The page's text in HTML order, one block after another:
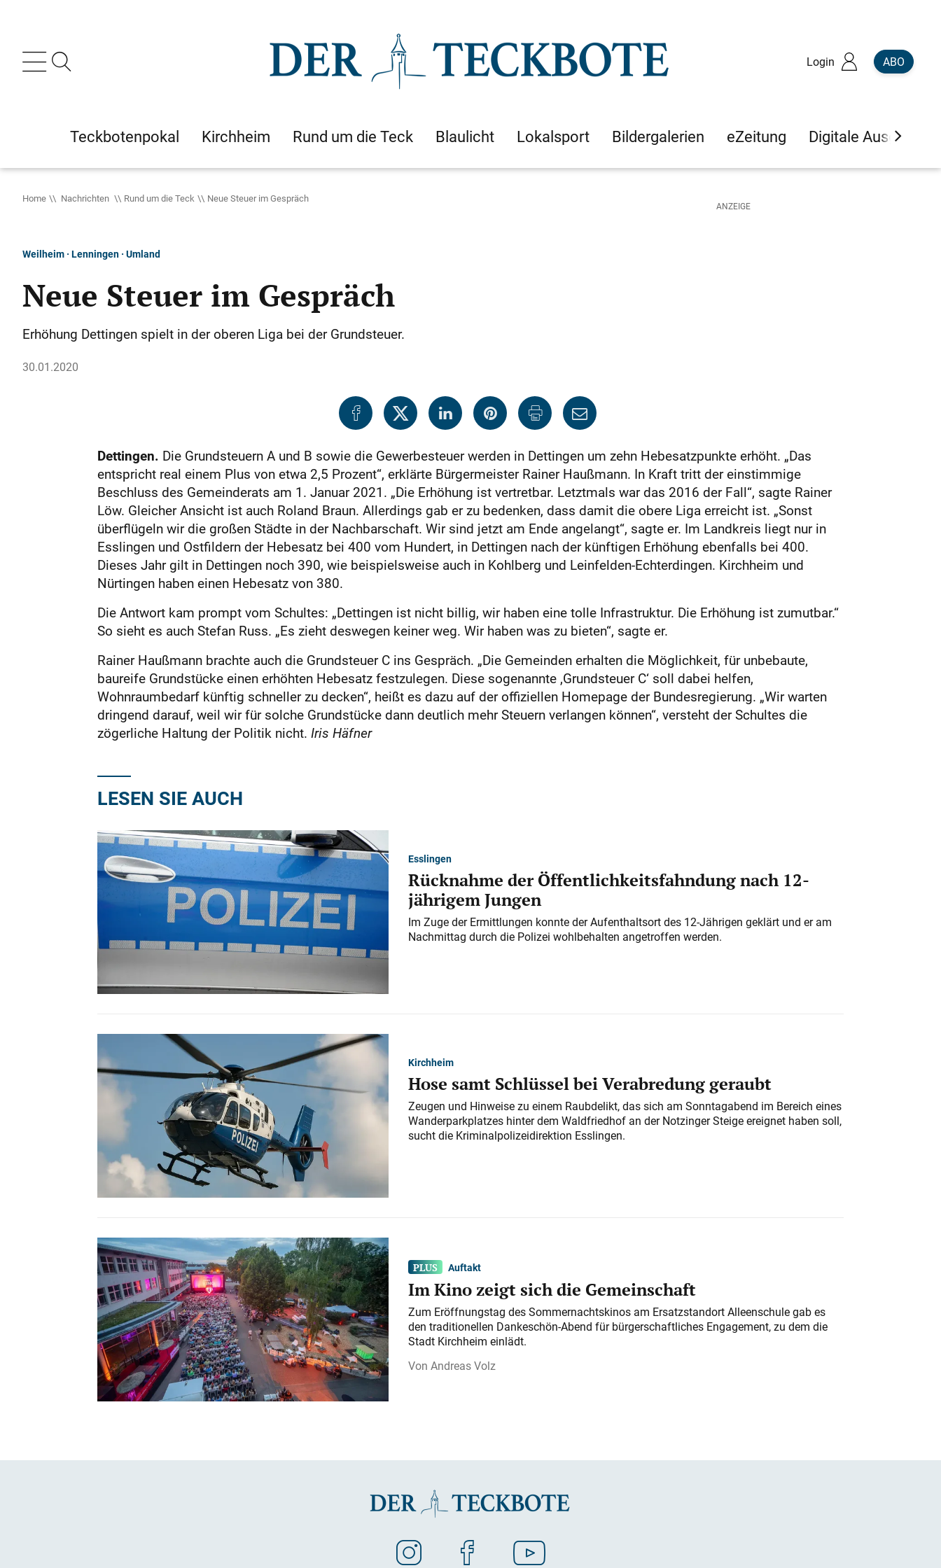
Login ABO
Teckbotenpokal Kirchheim Rund um die Teck Blaulicht Lokalsport Bildergalerien eZeitung Digitale Ausgaben
Home Nachrichten Rund um die Teck Neue Steuer im Gespräch
Weilheim · Lenningen · Umland
Neue Steuer im Gespräch
Erhöhung Dettingen spielt in der oberen Liga bei der Grundsteuer.
30.01.2020
Dettingen. Die Grundsteuern A und B sowie die Gewerbesteuer werden in Dettingen um zehn Hebesatzpunkte erhöht. „Das
entspricht real einem Plus von etwa 2,5 Prozent“, erklärte Bürgermeister Rainer Haußmann. In Kraft tritt der einstimmige
Beschluss des Gemeinderats am 1. Januar 2021. „Die Erhöhung ist vertretbar. Letztmals war das 2016 der Fall“, sagte Rainer
Löw. Gleicher Ansicht ist auch Roland Braun. Allerdings gab er zu bedenken, dass damit die obere Liga erreicht ist. „Sonst
überflügeln wir die großen Städte in der Nachbarschaft. Wir sind jetzt am Ende angelangt“, sagte er. Im Landkreis liegt nur in
Esslingen und Ostfildern der Hebesatz bei 400 vom Hundert, in Dettingen nach der künftigen Erhöhung ebenfalls bei 400.
Dieses Jahr gilt in Dettingen noch 390, wie beispielsweise auch in Kohlberg und Leinfelden-Echterdingen. Kirchheim und
Nürtingen haben einen Hebe­satz von 380.
Die Antwort kam prompt vom Schultes: „Dettingen ist nicht billig, wir haben eine tolle Infrastruktur. Die Erhöhung ist zumutbar.“
So sieht es auch Stefan Russ. „Es zieht deswegen keiner weg. Wir haben was zu bieten“, sagte er.
Rainer Haußmann brachte auch die Grundsteuer C ins Gespräch. „Die Gemeinden erhalten die Möglichkeit, für unbebaute,
baureife Grundstücke einen erhöhten Hebesatz festzulegen. Diese sogenannte ,Grundsteuer C‘ soll dabei helfen,
Wohnraumbedarf künftig schneller zu decken“, heißt es dazu auf der offiziellen Homepage der Bundesregierung. „Wir warten
dringend darauf, weil wir für solche Grundstücke dann deutlich mehr Steuern verlangen können“, versteht der Schultes die
zögerliche Haltung der Politik nicht. Iris Häfner
LESEN SIE AUCH
Esslingen
Rücknahme der Öffentlichkeitsfahndung nach 12-
jährigem Jungen
Im Zuge der Ermittlungen konnte der Aufenthaltsort des 12-Jährigen geklärt und er am
Nachmittag durch die Polizei wohlbehalten angetroffen werden.
Kirchheim
Hose samt Schlüssel bei Verabredung geraubt
Zeugen und Hinweise zu einem Raubdelikt, das sich am Sonntagabend im Bereich eines
Wanderparkplatzes hinter dem Waldfriedhof an der Notzinger Steige ereignet haben soll,
sucht die Kriminalpolizeidirektion Esslingen.
Auftakt
Im Kino zeigt sich die Gemeinschaft
Zum Eröffnungstag des Sommernachtskinos am Ersatzstandort Alleenschule gab es
den traditionellen Dankeschön-Abend für bürgerschaftliches Engagement, zu dem die
Stadt Kirchheim einlädt.
Andreas Volz